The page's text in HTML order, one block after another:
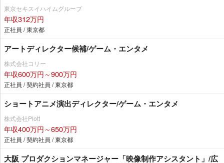
東京セキスイハイムグループ
年収312万円
正社員 / 東京都
アートディレクター候補/ゲーム・エンタメ
株式会社コリー
年収600万円～900万円
正社員 / 契約社員 / 東京都
ショートアニメ演出ディレクター/ゲーム・エンタメ
株式会社Plott
年収400万円～650万円
正社員 / 契約社員 / 東京都
大阪 プロダクションマネージャー「映像制作アシスタント」/広